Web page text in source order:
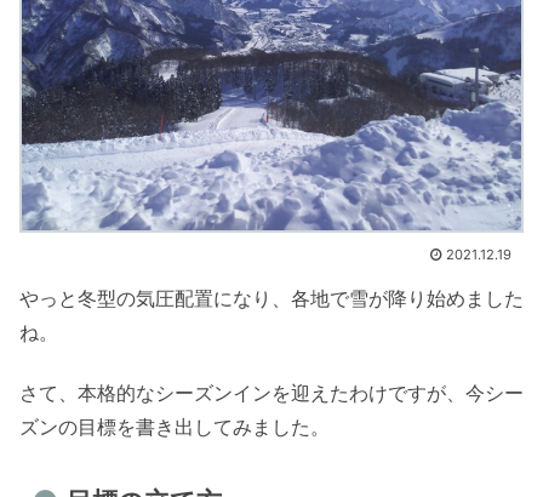
2021.12.19
やっと冬型の気圧配置になり、各地で雪が降り始めました
ね。
さて、本格的なシーズンインを迎えたわけですが、今シー
ズンの目標を書き出してみました。